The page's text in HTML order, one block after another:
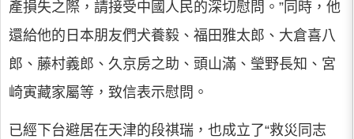
產損失之際，請接受中國人民的深切慰問。”同時，他
還給他的日本朋友們犬養毅、福田雅太郎、大倉喜八
郎、藤村義郎、久京房之助、頭山滿、瑩野長知、宮
崎寅藏家屬等，致信表示慰問。
已經下台避居在天津的段祺瑞，也成立了“救災同志